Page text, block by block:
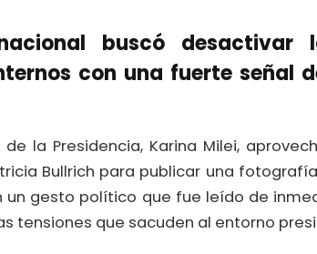
buscó desactivar
con una fuerte señal
la Presidencia, Karina Milei,
Bullrich para publicar una
un gesto político que fue leído de
tensiones que sacuden al entorno